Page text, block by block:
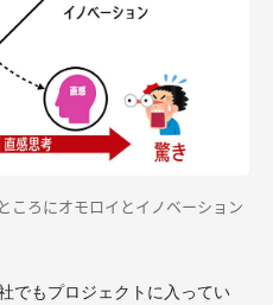
ろにオモロイとイノベーション
でもプロジェクトに入ってい